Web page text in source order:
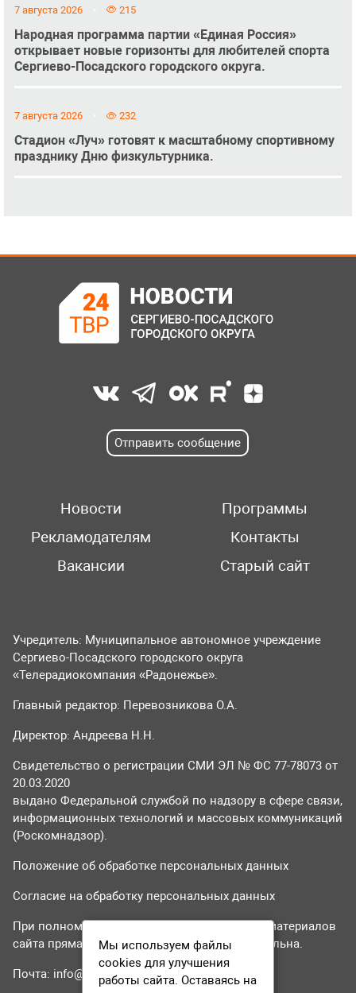
7 августа 2026 215
Народная программа партии «Единая Россия»
открывает новые горизонты для любителей спорта
Сергиево-Посадского городского округа.
7 августа 2026 232
Стадион «Луч» готовят к масштабному спортивному
празднику Дню физкультурника.
Отправить сообщение
Новости
Программы
Рекламодателям
Контакты
Вакансии
Старый сайт
Учредитель: Муниципальное автономное учреждение
Сергиево-Посадского городского округа
«Телерадиокомпания «Радонежье».
Главный редактор: Перевозникова О.А.
Директор: Андреева Н.Н.
Свидетельство о регистрации СМИ ЭЛ № ФС 77-78073 от
20.03.2020
выдано Федеральной службой по надзору в сфере связи,
информационных технологий и массовых коммуникаций
(Роскомнадзор).
Положение об обработке персональных данных
Согласие на обработку персональных данных
При полном или частичном использовании материалов
сайта прямая гиперссылка на tvr24.tv обязательна.
Почта: info@tvr24.tv
Мы используем файлы
cookies для улучшения
работы сайта. Оставаясь на